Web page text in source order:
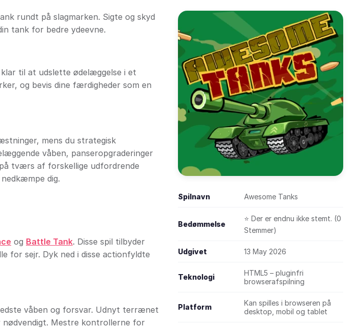
rundt på slagmarken. Sigte og skyd
tank for bedre ydeevne.
til at udslette ødelæggelse i et
og bevis dine færdigheder som en
mens du strategisk
våben, panseropgraderinger
tværs af forskellige udfordrende
dig.
og Battle Tank. Disse spil tilbyder
for sejr. Dyk ned i disse actionfyldte
våben og forsvar. Udnyt terrænet
Mestre kontrollerne for
Spilnavn Awesome Tanks
Bedømmelse
⭐ Der er endnu ikke stemt. (0
Stemmer)
Udgivet 13 May 2026
Teknologi
HTML5 – pluginfri
browserafspilning
Platform
Kan spilles i browseren på
desktop, mobil og tablet